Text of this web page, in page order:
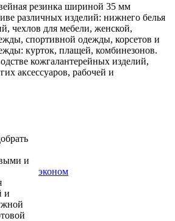
резинка шириной 35 мм
различных изделий: нижнего белья
чехлов для мебели, женской,
спортивной одежды, корсетов и
курток, плащей, комбинезонов.
кожгалантерейных изделий,
аксессуаров, рабочей и
и
и
эконом